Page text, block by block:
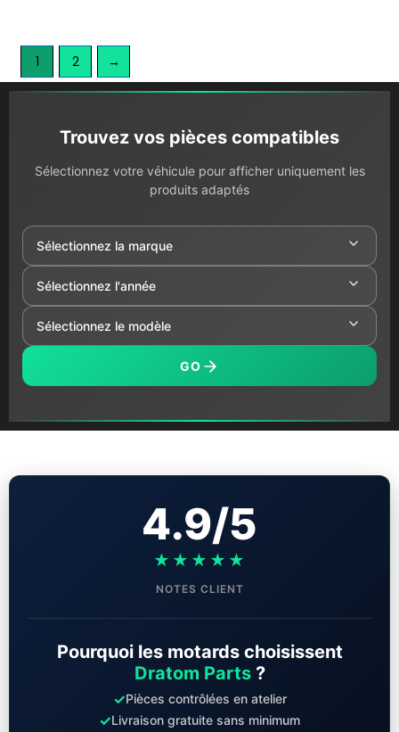
1 2 →
Trouvez vos pièces compatibles
Sélectionnez votre véhicule pour afficher uniquement les
produits adaptés
GO
4.9/5
★★★★★
NOTES CLIENT
Pourquoi les motards choisissent
Dratom Parts?
✓Pièces contrôlées en atelier
✓Livraison gratuite sans minimum